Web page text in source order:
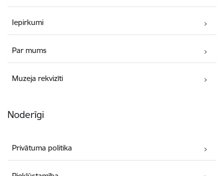
Iepirkumi
Par mums
Muzeja rekvizīti
Noderīgi
Privātuma politika